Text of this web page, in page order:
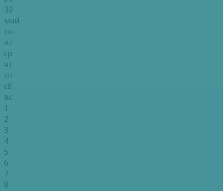
30
май
пн
вт
ср
чт
пт
сб
вс
1
2
3
4
5
6
7
8